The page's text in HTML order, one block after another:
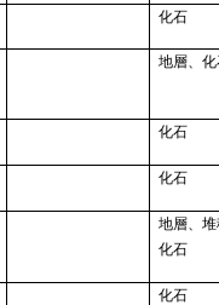
化石
地層、
化石
化石
地層、
化石
化石